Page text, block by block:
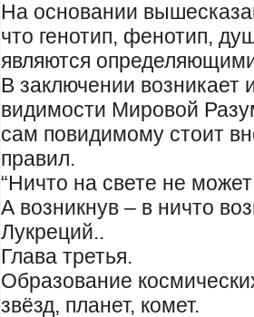
На основании
что генотип, фенотип,
являются
В заключении возникает
видимости Мировой
сам повидимому стоит
правил.
“Ничто на свете не
А возникнув – в ничто
Лукреций..
Глава третья.
Образование
звёзд, планет, комет.